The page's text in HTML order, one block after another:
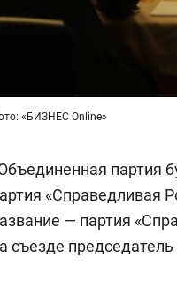
«БИЗНЕС Online»
партия
«Справедливая
— партия
съезде